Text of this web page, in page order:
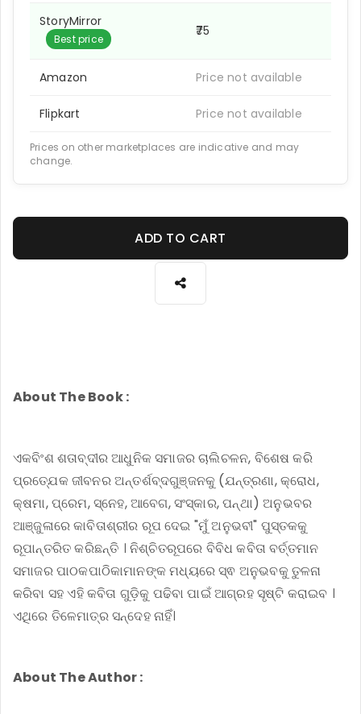
StoryMirror
Best price
₹75
Amazon Price not available
Flipkart Price not available
Prices on other marketplaces are indicative and may
change.
ADD TO CART
About The Book :
ଏକବିଂଶ ଶତାବ୍ଦୀର ଆଧୁନିକ ସମାଜର ଚାଲିଚଳନ, ବିଶେଷ କରି
ପ୍ରତ୍ଯେକ ଜୀବନର ଅନ୍ତର୍ଶବ୍ଦଗୁଞ୍ଜନକୁ (ଯନ୍ତ୍ରଣା, କ୍ରୋଧ,
କ୍ଷମା, ପ୍ରେମ, ସ୍ନେହ, ଆବେଗ, ସଂସ୍କାର, ପନ୍ଥା) ଅନୁଭବର
ଆଞ୍ଜୁଳାରେ କାବିତାଶ୍ରୀର ରୂପ ଦେଇ "ମୁଁ ଅନୁଭବୀ" ପୁସ୍ତକକୁ
ରୂପାନ୍ତରିତ କରିଛନ୍ତି । ନିଶ୍ଚିତରୂପରେ ବିବିଧ କବିତା ବର୍ତ୍ତମାନ
ସମାଜର ପାଠକପାଠିକାମାନଙ୍କ ମଧ୍ୟରେ ସ୍ଵ ଅନୁଭବକୁ ତୁଳନା
କରିବା ସହ ଏହି କବିତା ଗୁଡ଼ିକୁ ପଢିବା ପାଇଁ ଆଗ୍ରହ ସୃଷ୍ଟି କରାଇବ ।
ଏଥିରେ ତିଳେମାତ୍ର ସନ୍ଦେହ ନାହିଁ।
About The Author :